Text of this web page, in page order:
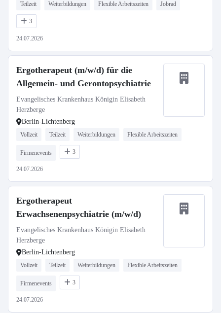
Teilzeit Weiterbildungen Flexible Arbeitszeiten Jobrad
3
24.07.2026
Ergotherapeut (m/w/d) für die
Allgemein- und Gerontopsychiatrie
Evangelisches Krankenhaus Königin Elisabeth
Herzberge
Berlin-Lichtenberg
Vollzeit Teilzeit Weiterbildungen Flexible Arbeitszeiten
Firmenevents 3
24.07.2026
Ergotherapeut
Erwachsenenpsychiatrie (m/w/d)
Evangelisches Krankenhaus Königin Elisabeth
Herzberge
Berlin-Lichtenberg
Vollzeit Teilzeit Weiterbildungen Flexible Arbeitszeiten
Firmenevents 3
24.07.2026